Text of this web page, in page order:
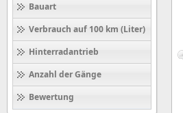
Bauart
Verbrauch auf 100 km (Liter)
Hinterradantrieb
Anzahl der Gänge
Bewertung